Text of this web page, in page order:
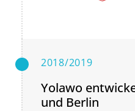
2018/2019
Yolawo
und Berlin